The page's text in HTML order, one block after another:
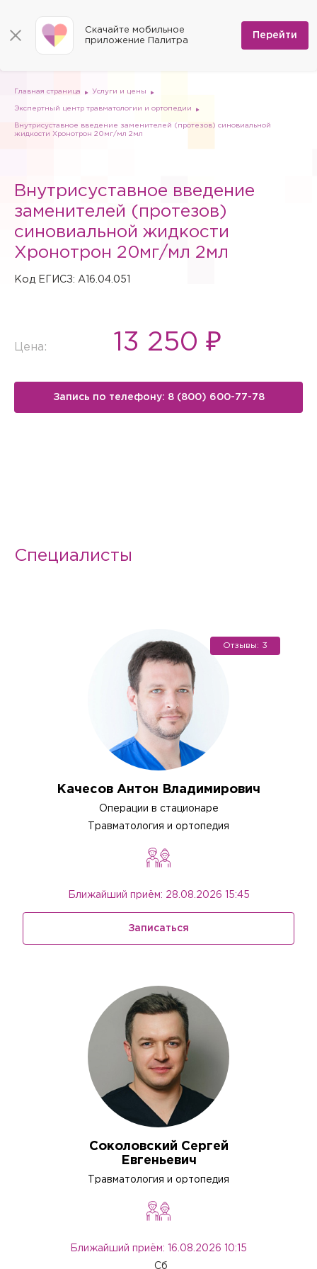
Вакансии
Документы
Сертификаты
Способы оплаты
Страховые организации
Заказать документы для налоговой
Мы на карте
Главная страница Услуги и цены
Экспертный центр травматологии и ортопедии
Внутрисуставное введение заменителей (протезов) синовиальной
жидкости Хронотрон 20мг/мл 2мл
Внутрисуставное введение
заменителей (протезов)
синовиальной жидкости
Хронотрон 20мг/мл 2мл
Код ЕГИСЗ: A16.04.051
Цена: 13 250 ₽
Запись по телефону: 8 (800) 600-77-78
Специалисты
Качесов Антон Владимирович
Операции в стационаре
Травматология и ортопедия
Ближайший приём: 28.08.2026 15:45
Записаться
Отзывы: 3
Соколовский Сергей
Евгеньевич
Травматология и ортопедия
Ближайший приём: 16.08.2026 10:15
Сб
Скачайте мобильное
приложение Палитра
Перейти
Вызов врача на дом